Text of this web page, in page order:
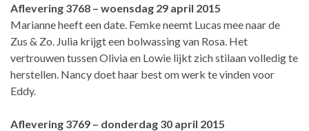
Aflevering 3768 – woensdag 29 april 2015
Marianne heeft een date. Femke neemt Lucas mee naar de
Zus & Zo. Julia krijgt een bolwassing van Rosa. Het
vertrouwen tussen Olivia en Lowie lijkt zich stilaan volledig te
herstellen. Nancy doet haar best om werk te vinden voor
Eddy.
Aflevering 3769 – donderdag 30 april 2015